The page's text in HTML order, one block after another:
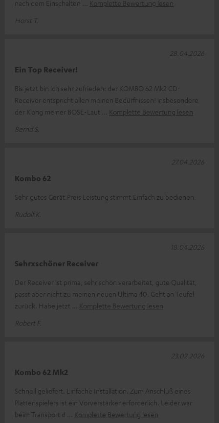
nach dem Einschalten
Komplette Bewertung lesen
Horst T.
Ein Top Receiver!
Bis jetzt bin ich sehr zufrieden: der KOMBO 62 Mk2 CD-
Receiver entspricht allen meinen Bedürfnissen! insbesondere
der Klang meiner BOSE-Laut
Komplette Bewertung lesen
Bernd S.
28.04.2026
Kombo 62
Sehr gutes Gerät.Preis Leistung stimmt.Einfach zu bedienen.
Rudolf K.
27.04.2026
Sehrxschöner Receiver
Der Receiver ist prima, sehr schön verarbeitet, gute Qualität,
passt aber nicht zu meinen neuen Ultima 40. Geht an Teufel
zurück. Habe jetzt
Komplette Bewertung lesen
Robert F.
18.04.2026
Kombo 62 Mk2
Schnell geliefert. Einfache Installation. Zum Anschluß eines
Plattenspielers ist ein Vorverstärker erforderlich. Leider war
beim Transport d
Komplette Bewertung lesen
23.02.2026